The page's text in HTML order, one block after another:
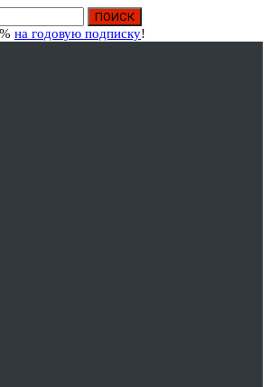
на годовую подписку!